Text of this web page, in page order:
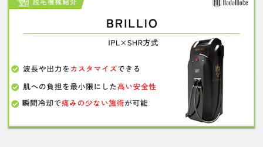
鹿児島店
都度払いで計13回でかなりツルツルになり
ました。毛が濃いので心配していました
が、満足です。
5.0